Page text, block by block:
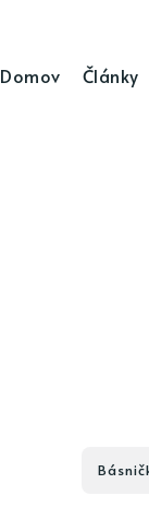
Domov Články